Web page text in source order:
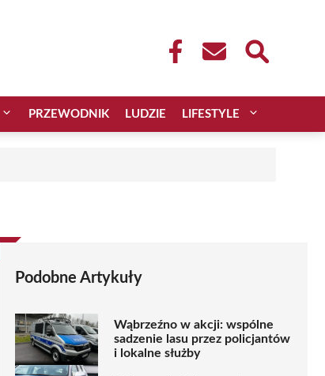
PRZEWODNIK LUDZIE LIFESTYLE
Podobne Artykuły
Wąbrzeźno w akcji: wspólne
sadzenie lasu przez policjantów
i lokalne służby